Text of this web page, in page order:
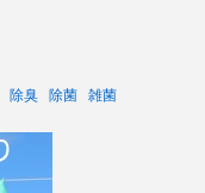
除臭 除菌 雑菌